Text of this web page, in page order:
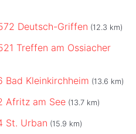
Deutsch-Griffen (12.3 km)
Treffen am Ossiacher
Bad Kleinkirchheim (13.6 km)
Afritz am See (13.7 km)
St. Urban (15.9 km)